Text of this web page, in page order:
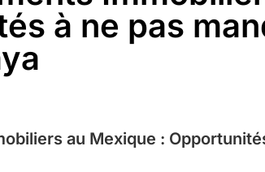
à ne pas
au Mexique :